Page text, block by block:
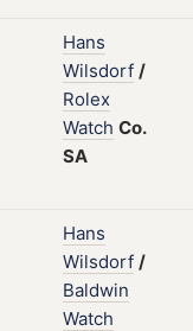
Hans
Wilsdorf /
Rolex
Watch Co.
SA
Hans
Wilsdorf /
Baldwin
Watch